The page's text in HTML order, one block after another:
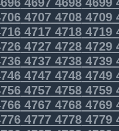
470747084709
471747184719
472747284729
473747384739
474747484749
475747584759
476747684769
477747784779